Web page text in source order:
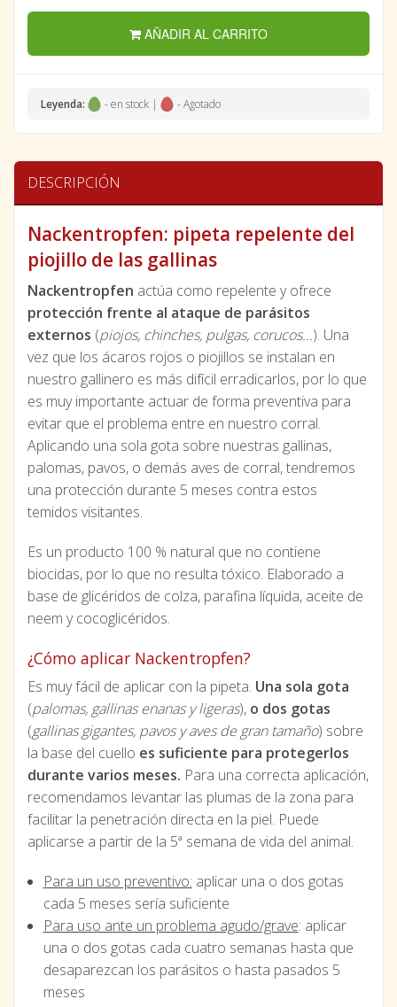
AÑADIR AL CARRITO
Leyenda: - en stock | - Agotado
DESCRIPCIÓN
Nackentropfen: pipeta repelente del
piojillo de las gallinas
Nackentropfen actúa como repelente y ofrece
protección frente al ataque de parásitos
externos (piojos, chinches, pulgas, corucos...). Una
vez que los ácaros rojos o piojillos se instalan en
nuestro gallinero es más difícil erradicarlos, por lo que
es muy importante actuar de forma preventiva para
evitar que el problema entre en nuestro corral.
Aplicando una sola gota sobre nuestras gallinas,
palomas, pavos, o demás aves de corral, tendremos
una protección durante 5 meses contra estos
temidos visitantes.
Es un producto 100 % natural que no contiene
biocidas, por lo que no resulta tóxico. Elaborado a
base de glicéridos de colza, parafina líquida, aceite de
neem y cocoglicéridos.
¿Cómo aplicar Nackentropfen?
Es muy fácil de aplicar con la pipeta. Una sola gota
(palomas, gallinas enanas y ligeras), o dos gotas
(gallinas gigantes, pavos y aves de gran tamaño) sobre
la base del cuello es suficiente para protegerlos
durante varios meses. Para una correcta aplicación,
recomendamos levantar las plumas de la zona para
facilitar la penetración directa en la piel. Puede
aplicarse a partir de la 5ª semana de vida del animal.
Para un uso preventivo: aplicar una o dos gotas
cada 5 meses sería suficiente
Para uso ante un problema agudo/grave: aplicar
una o dos gotas cada cuatro semanas hasta que
desaparezcan los parásitos o hasta pasados 5
meses